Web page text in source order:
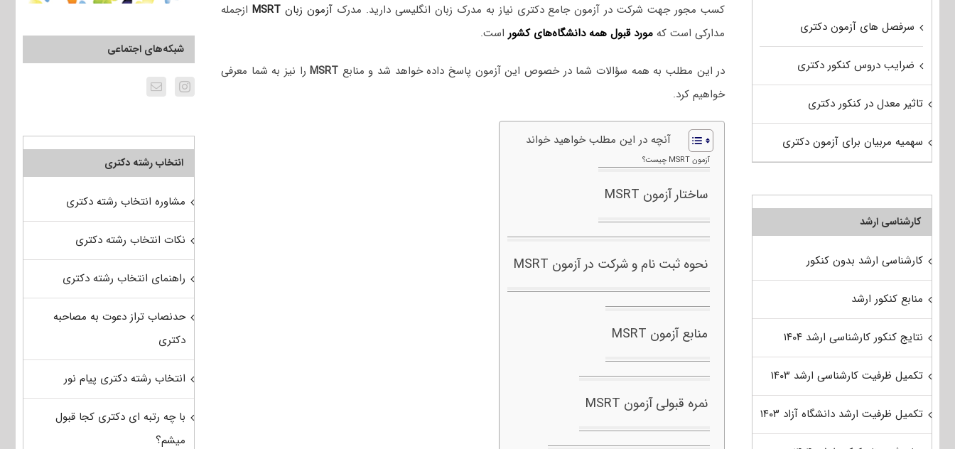
کسب مجور جهت شرکت در آزمون جامع دکتری نیاز به مدرک زبان انگلیسی دارید. مدرکآزمون زبانMSRT ازجمله
مدارکی است که مورد قبول همه دانشگاه‌های کشوراست.
در این مطلب به همه سؤالات شما در خصوص این آزمون پاسخ داده خواهد شد و منابع MSRTرا نیز به شما معرفی
خواهیم کرد.
آنچه در این مطلب خواهید خواند
آزمون MSRT چیست؟
ساختار آزمون MSRT
نحوه ثبت نام و شرکت در آزمون MSRT
منابع آزمون MSRT
نمره قبولی آزمون MSRT
شبکه‌های اجتماعی
انتخاب رشته دکتری
مشاوره انتخاب رشته دکتری
نکات انتخاب رشته دکتری
راهنمای انتخاب رشته دکتری
حدنصاب تراز دعوت به مصاحبه
دکتری
انتخاب رشته دکتری پیام نور
با چه رتبه ای دکتری کجا قبول
میشم؟
سرفصل های آزمون دکتری
ضرایب دروس کنکور دکتری
تاثیر معدل در کنکور دکتری
سهمیه مربیان برای آزمون دکتری
کارشناسی ارشد
کارشناسی ارشد بدون کنکور
منابع کنکور ارشد
نتایج کنکور کارشناسی ارشد ۱۴۰۴
تکمیل ظرفیت کارشناسی ارشد ۱۴۰۳
تکمیل ظرفیت ارشد دانشگاه آزاد ۱۴۰۳